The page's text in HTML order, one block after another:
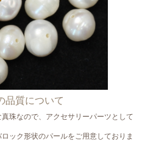
品質について
珠なので、アクセサリーパーツとして
ック形状のパールをご用意しておりま